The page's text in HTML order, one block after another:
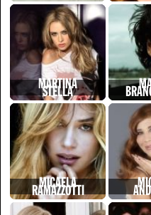
MARTINA
STELLA
MICAELA
RAMAZZOTTI